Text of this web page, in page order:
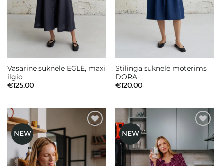
Vasarinė suknelė EGLĖ, maxi
ilgio
€125.00
Stilinga suknelė moterims
DORA
€120.00
NEW
Mėgstamiausias
NEW
Mėgstamiausias